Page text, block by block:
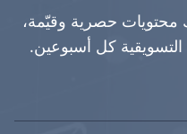
محتويات حصرية وقيّمة،
كل أسبوعين.